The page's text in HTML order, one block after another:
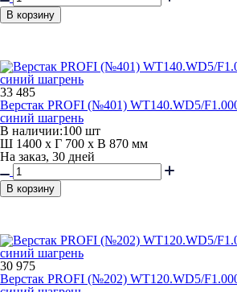
В корзину
33 485
Верстак PROFI (№401) WT140.WD5/
синий шагрень
В наличии:100 шт
Ш 1400 x Г 700 x В 870 мм
На заказ, 30 дней
В корзину
30 975
Верстак PROFI (№202) WT120.WD5/